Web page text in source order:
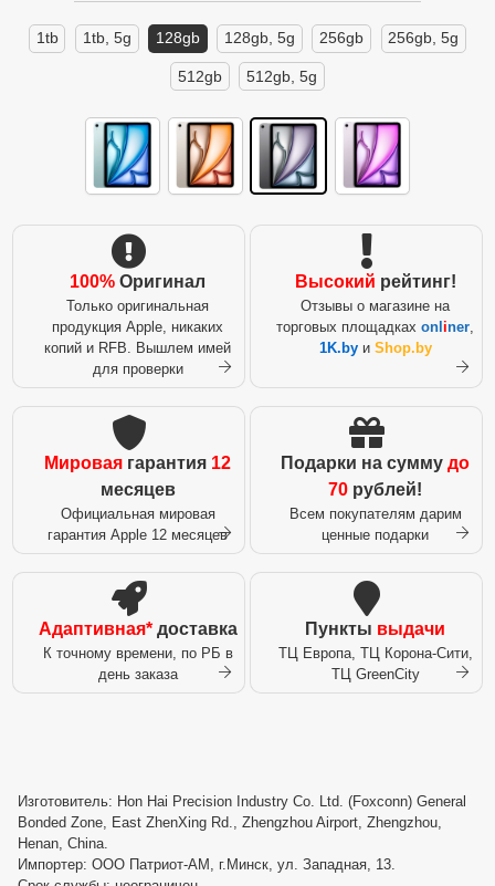
1tb 1tb, 5g 128gb 128gb, 5g 256gb 256gb, 5g
512gb 512gb, 5g
100% Оригинал
Только оригинальная
продукция Apple, никаких
копий и RFB. Вышлем имей
для проверки
Высокий рейтинг!
Отзывы о магазине на
торговых площадках onl iner,
1K.byи Shop.by
Мировая гарантия 12
месяцев
Официальная мировая
гарантия Apple 12 месяцев
Подарки на сумму до
70 рублей!
Всем покупателям дарим
ценные подарки
Адаптивная*доставка
К точному времени, по РБ в
день заказа
Пункты выдачи
ТЦ Европа, ТЦ Корона-Сити,
ТЦ GreenCity
Изготовитель: Hon Hai Precision Industry Co. Ltd. (Foxconn) General
Bonded Zone, East ZhenXing Rd., Zhengzhou Airport, Zhengzhou,
Henan, China.
Импортер: ООО Патриот-АМ, г.Минск, ул. Западная, 13.